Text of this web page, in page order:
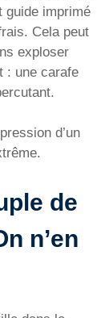
guide imprimé
Cela peut
exploser
: une carafe
d’un
de
n’en